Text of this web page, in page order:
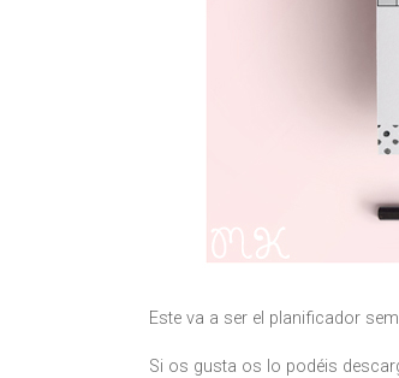
Este va a ser el planificador
Si os gusta os lo podéis